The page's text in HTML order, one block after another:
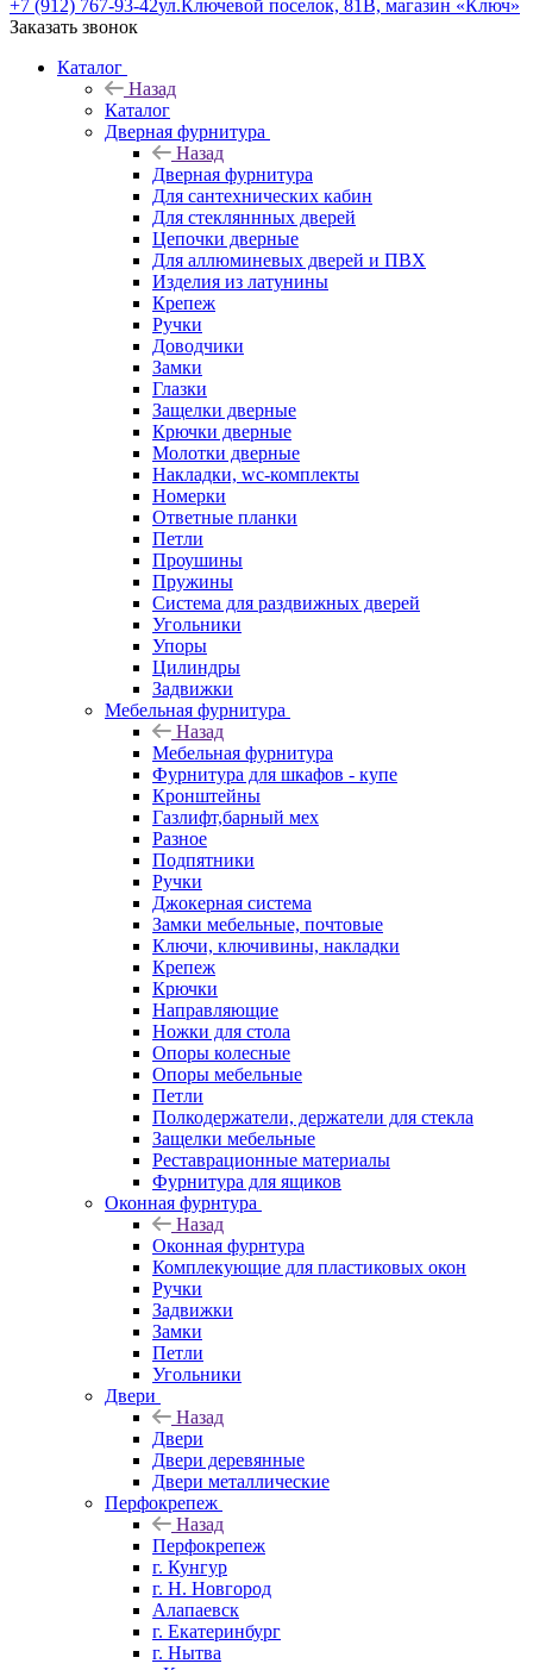
+7 (912) 767-93-42ул.Ключевой поселок, 81В, магазин «Ключ»
Заказать звонок
Каталог
Назад
Каталог
Дверная фурнитура
Назад
Дверная фурнитура
Для сантехнических кабин
Для стекляннных дверей
Цепочки дверные
Для аллюминевых дверей и ПВХ
Изделия из латунины
Крепеж
Ручки
Доводчики
Замки
Глазки
Защелки дверные
Крючки дверные
Молотки дверные
Накладки, wc-комплекты
Номерки
Ответные планки
Петли
Проушины
Пружины
Система для раздвижных дверей
Угольники
Упоры
Цилиндры
Задвижки
Мебельная фурнитура
Назад
Мебельная фурнитура
Фурнитура для шкафов - купе
Кронштейны
Газлифт,барный мех
Разное
Подпятники
Ручки
Джокерная система
Замки мебельные, почтовые
Ключи, ключивины, накладки
Крепеж
Крючки
Направляющие
Ножки для стола
Опоры колесные
Опоры мебельные
Петли
Полкодержатели, держатели для стекла
Защелки мебельные
Реставрационные материалы
Фурнитура для ящиков
Оконная фурнтура
Назад
Оконная фурнтура
Комплекующие для пластиковых окон
Ручки
Задвижки
Замки
Петли
Угольники
Двери
Назад
Двери
Двери деревянные
Двери металлические
Перфокрепеж
Назад
Перфокрепеж
г. Кунгур
г. Н. Новгород
Алапаевск
г. Екатеринбург
г. Нытва